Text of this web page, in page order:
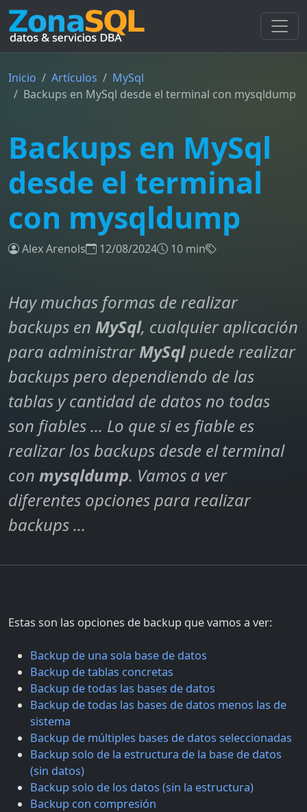
Inicio Artículos
MySql
Backups en MySql desde el terminal con mysqldump
Backups en MySql
desde el terminal
con mysqldump
Alex Arenols 12/08/2024 10 min
Hay muchas formas de realizar
backups en MySql, cualquier aplicación
para administrarMySqlpuede realizar
backups pero dependiendo de las
tablas y cantidad de datos no todas
son fiables ... Lo que si es fiable es
realizar los backups desde el terminal
con mysqldump. Vamos a ver
diferentes opciones para realizar
backups ...
Estas son las opciones de backup que vamos a ver:
Backup de una sola base de datos
Backup de tablas concretas
Backup de todas las bases de datos
Backup de todas las bases de datos menos las de
sistema
Backup de múltiples bases de datos seleccionadas
Backup solo de la estructura de la base de datos
(sin datos)
Backup solo de los datos (sin la estructura)
Backup con compresión